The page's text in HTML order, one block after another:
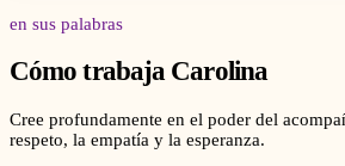
en sus palabras
Cómo trabaja Carolina
Cree profundamente en el poder del
respeto, la empatía y la esperanza.